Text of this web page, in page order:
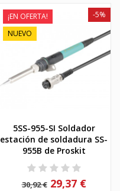
¡EN OFERTA!
NUEVO
5SS-955-SI Soldador
estación de soldadura SS-
955B de Proskit
30,92 €
-5%
29,37 €